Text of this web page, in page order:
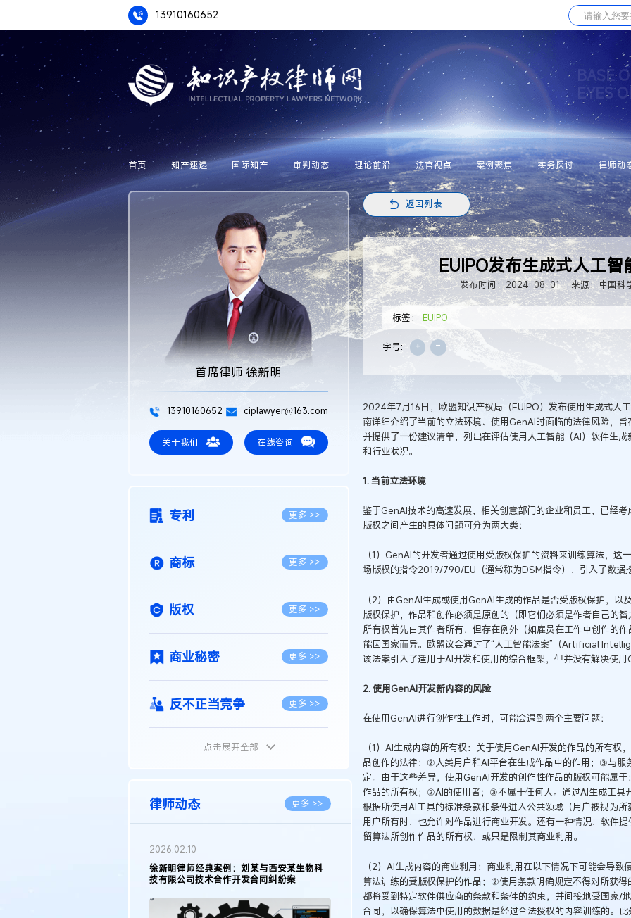
13910160652
BASE
EYES
首页 知产速递 国际知产 审判动态 理论前沿 法官视点 案例聚焦 实务探讨 律师动
首席律师 徐新明
13910160652 ciplawyer@163.com
关于我们 在线咨询
专利 更多 >>
商标 更多 >>
版权 更多 >>
商业秘密 更多 >>
反不正当竞争 更多 >>
植物新品种
地理标志 更多 >>
集成电路布图设计
点击展开全部
律师动态 更多 >>
2026.02.10
徐新明律师经典案例：刘某与西安某生物科
技有限公司技术合作开发合同纠纷案
返回列表
EUIPO发布生成式人工
发布时间：2024-08-01 来源：中国科
标签： EUIPO
字号: + -
2024年7月16日，欧盟知识产权局（EUIPO）发布使用生成式人
南详细介绍了当前的立法环境、使用GenAI时面临的法律风险，
并提供了一份建议清单，列出在评估使用人工智能（AI）软件生
和行业状况。
1. 当前立法环境
鉴于GenAI技术的高速发展，相关创意部门的企业和员工，已经
版权之间产生的具体问题可分为两大类：
（1）GenAI的开发者通过使用受版权保护的资料来训练算法，
场版权的指令2019/790/EU（通常称为DSM指令），引入了数据
（2）由GenAI生成或使用GenAI生成的作品是否受版权保护，
版权保护，作品和创作必须是原创的（即它们必须是作者自己的
所有权首先由其作者所有，但存在例外（如雇员在工作中创作的
能因国家而异。欧盟议会通过了“人工智能法案”（Artificial
该法案引入了适用于AI开发和使用的综合框架，但并没有解决使
2. 使用GenAI开发新内容的风险
在使用GenAI进行创作性工作时，可能会遇到两个主要问题：
（1）AI生成内容的所有权：关于使用GenAI开发的作品的所有
品创作的法律；②人类用户和AI平台在生成作品中的作用；③与服
定。由于这些差异，使用GenAI开发的创作性作品的版权可能属
作品的所有权；②AI的使用者；③不属于任何人。通过AI生成工具
根据所使用AI工具的标准条款和条件进入公共领域（用户被视为
用户所有时，也允许对作品进行商业开发。还有一种情况，软件
留算法所创作作品的所有权，或只是限制其商业利用。
（2）AI生成内容的商业利用：商业利用在以下情况下可能会导
算法训练的受版权保护的作品；②使用条款明确规定不得对所获
都将受到特定软件供应商的条款和条件的约束，并间接地受国家/
合同，以确保算法中使用的数据是经过合法授权的内容训练的。